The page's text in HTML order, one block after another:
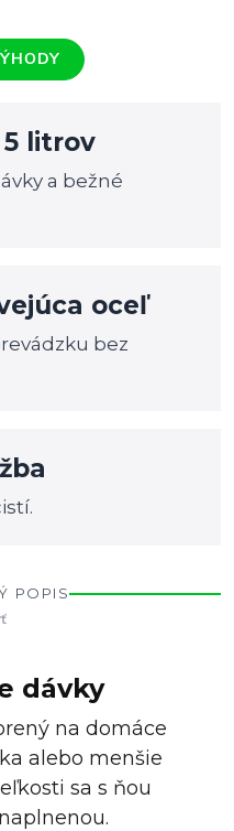
litrov
a bežné
oceľ
bez
POPIS
dávky
na domáce
alebo menšie
sa s ňou